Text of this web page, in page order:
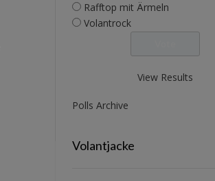
Rafftop mit Ärmeln
Volantrock
View Results
Polls Archive
Volantjacke